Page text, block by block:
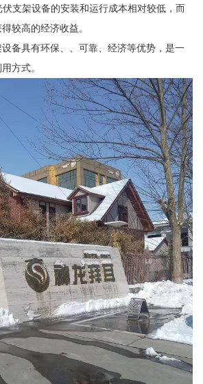
支架设备的安装和运行成本相对较低，而
较高的经济收益。
备具有环保、、可靠、经济等优势，是一
方式。